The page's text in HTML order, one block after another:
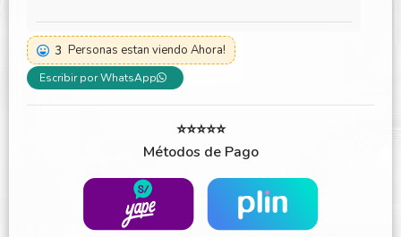
3 Personas estan viendo Ahora!
Escribir por WhatsApp
⭐⭐⭐⭐⭐
Métodos de Pago